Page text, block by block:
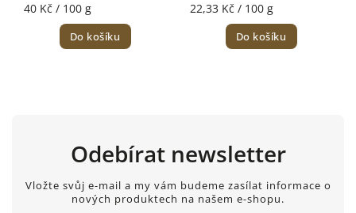
40 Kč / 100 g
Do košíku
22,33 Kč / 100 g
Do košíku
Odebírat newsletter
Vložte svůj e-mail a my vám budeme zasílat informace o
nových produktech na našem e-shopu.